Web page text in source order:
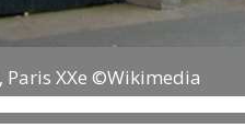
Paris XXe ©Wikimedia